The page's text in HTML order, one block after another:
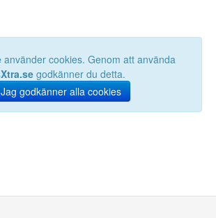
använder cookies. Genom att använda
godkänner du detta.
godkänner alla cookies